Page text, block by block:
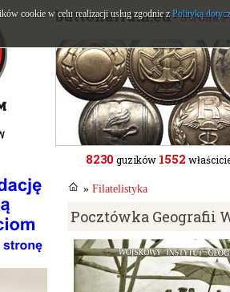
buttonarium.eu- Strona
8230 guzików 1552
» Filatelistyka
Pocztówka Geografii
cookie w celu realizacji usług zgodnie z Polityką